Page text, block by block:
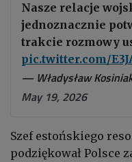
Nasze relacje
jednoznacznie
trakcie rozmowy
pic.twitter.com/
— Władysław
May 19, 2026
Szef estońskiego
podziękował Polsce